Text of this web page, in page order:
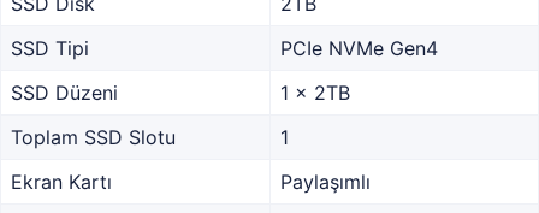
SSD Tipi
PCIe NVMe Gen4
SSD Düzeni
1 x 2TB
Toplam SSD Slotu
1
Ekran Kartı
Paylaşımlı